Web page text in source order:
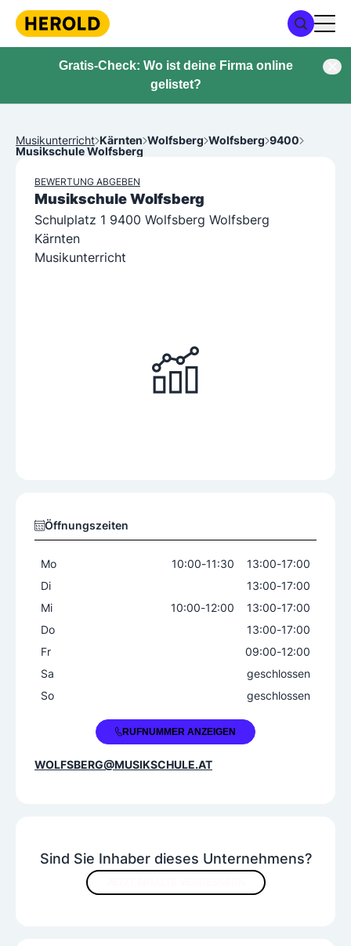
Gratis-Check: Wo ist deine Firma online
gelistet?
Musikunterricht Kärnten Wolfsberg Wolfsberg 9400
Musikschule Wolfsberg
BEWERTUNG ABGEBEN
Musikschule Wolfsberg
Schulplatz 1 9400 Wolfsberg Wolfsberg
Kärnten
Musikunterricht
Sind Sie Inhaber dieses Unternehmens?
Öffnungszeiten
Mo 10:00-11:30 13:00-17:00
Di
13:00-17:00
Mi
10:00-12:00 13:00-17:00
Do
13:00-17:00
Fr
09:00-12:00
Sa
geschlossen
So
geschlossen
+43 4352 318510RUFNUMMER ANZEIGEN
WOLFSBERG@MUSIKSCHULE.AT